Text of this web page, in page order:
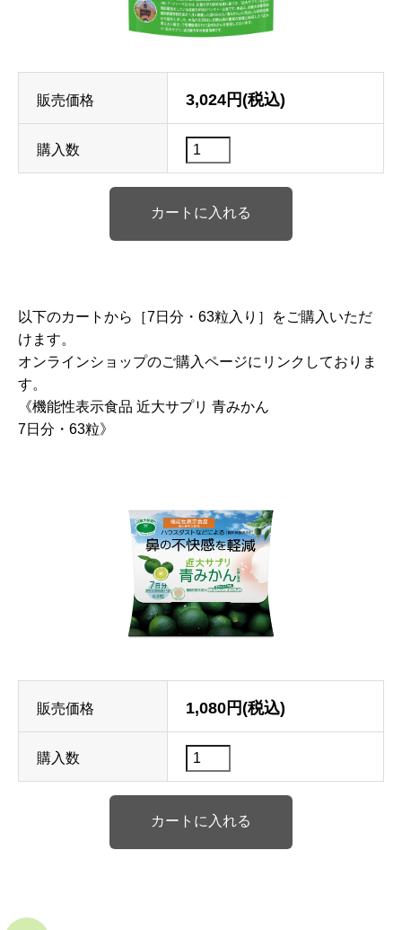
販売価格 3,024円(税込)
購入数
以下のカートから［7日分・63粒入り］をご購入いただ
けます。
オンラインショップのご購入ページにリンクしておりま
す。
《機能性表示食品 近大サプリ 青みかん
7日分・63粒》
販売価格 1,080円(税込)
購入数